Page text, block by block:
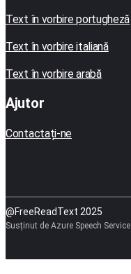
Text în vorbire portugheză
Text în vorbire italiană
Text în vorbire arabă
Ajutor
Contactați-ne
@FreeReadText 2025
Susținut de Azure Speech Service